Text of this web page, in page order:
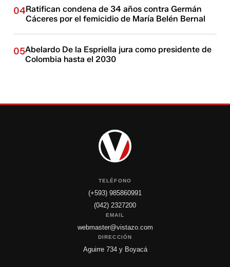
04Ratifican condena de 34 años contra Germán
Cáceres por el femicidio de María Belén Bernal
05Abelardo De la Espriella jura como presidente de
Colombia hasta el 2030
TELÉFONO
(+593) 985860991
(042) 2327200
EMAIL
webmaster@vistazo.com
DIRECCIÓN
Aguirre 734 y Boyacá